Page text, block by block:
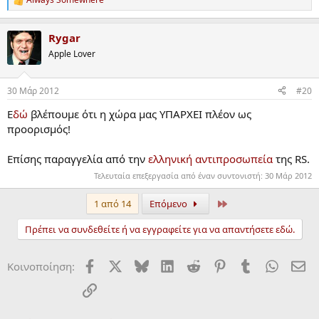
R
e
c
t
i
s
Rygar
Apple Lover
30 Μάρ 2012 #20
Εδώ βλέπουμε ότι η χώρα μας ΥΠΑΡΧΕΙ πλέον ως
προορισμός!
Επίσης παραγγελία από την ελληνική αντιπροσωπεία της RS.
Τελευταία επεξεργασία από έναν συντονιστή: 30 Μάρ 2012
1 από 14 Επόμενο
Πρέπει να συνδεθείτε ή να εγγραφείτε για να απαντήσετε εδώ.
Κοινοποίηση: Facebook BlueskyLinkedInReddit PinterestTumblr
Σύνδεσμος